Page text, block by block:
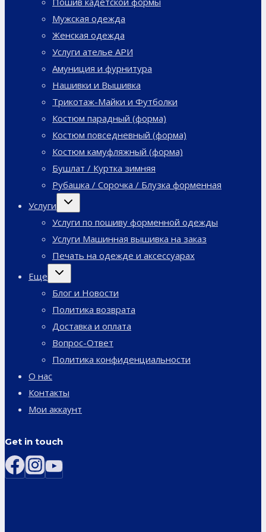
Мужская одежда
Женская одежда
Услуги ателье АРИ
Амуниция и фурнитура
Нашивки и Вышивка
Трикотаж-Майки и Футболки
Костюм парадный (форма)
Костюм повседневный (форма)
Костюм камуфляжный (форма)
Бушлат / Куртка зимняя
Рубашка / Сорочка / Блузка форменная
Услуги
Переключить
дочернее
Услуги по пошиву форменной одежды
Услуги Машинная вышивка на заказ
Печать на одежде и аксессуарах
Еще
Переключить
дочернее
Блог и Новости
Политика возврата
Доставка и оплата
Вопрос-Ответ
Политика конфиденциальности
О нас
Контакты
Мои аккаунт
Get in touch